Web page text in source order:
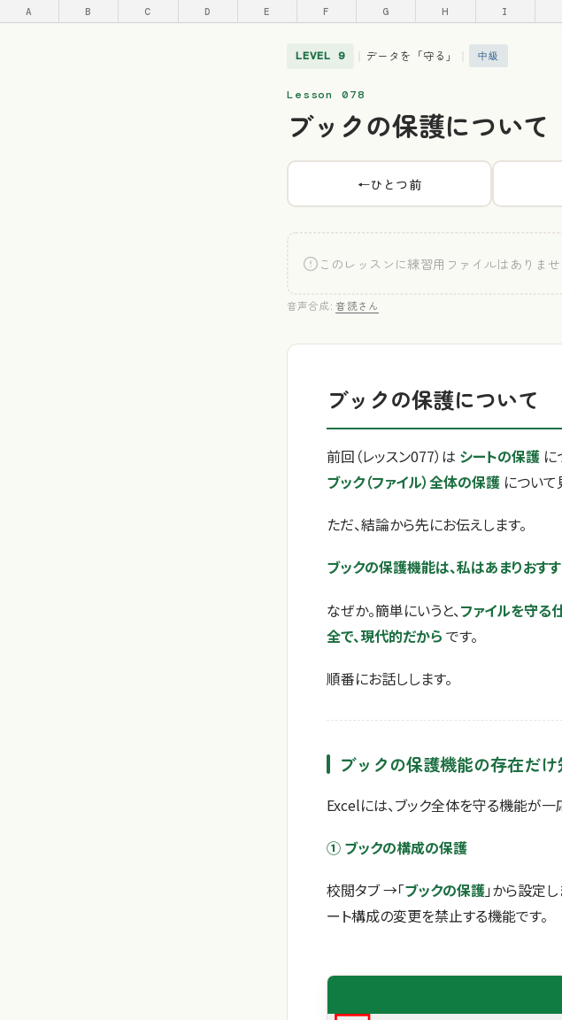
A B C D E F G H I
LEVEL 9 データを「守る」 中級
Lesson 078
ブックの保護について
←ひとつ前
このレッスンに練習用ファイルはありま
音声合成:音読さん
ブックの保護について
前回（レッスン077）は シートの保護 に
ブック（ファイル）全体の保護 について
ただ、結論から先にお伝えします。
ブックの保護機能は、私はあまりおす
なぜか。簡単にいうと、ファイルを守る
全で、現代的だから です。
順番にお話しします。
ブックの保護機能の存在だけ
Excelには、ブック全体を守る機能が一
① ブックの構成の保護
校閲タブ →「ブックの保護」から設定し
ート構成の変更を禁止する機能です。